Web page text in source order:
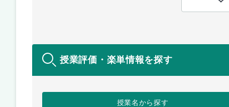
授業評価・楽単情報を探す
授業名から探す